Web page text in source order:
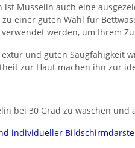
ist Musselin auch eine
einer guten Wahl für
werden, um Ihrem
und guten Saugfähigkeit
zur Haut machen ihn zur
bei 30 Grad zu waschen
individueller